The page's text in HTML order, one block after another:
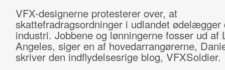
VFX-designerne protesterer over, at
skattefradragsordninger i udlandet ødelægger
industri. Jobbene og lønningerne fosser ud af
Angeles, siger en af hovedarrangørerne,
skriver den indflydelsesrige blog, VFXSoldier.